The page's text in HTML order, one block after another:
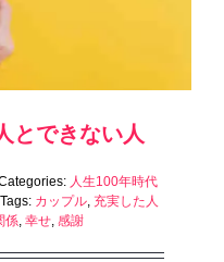
とできない人
人生100年時代
Tags: カップル, 充実した人
係, 幸せ, 感謝